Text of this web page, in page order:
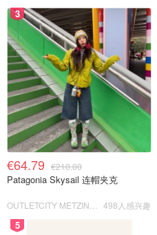
3
€64.79 €210.00
Patagonia Skysail 连帽夹克
498人感兴趣
5